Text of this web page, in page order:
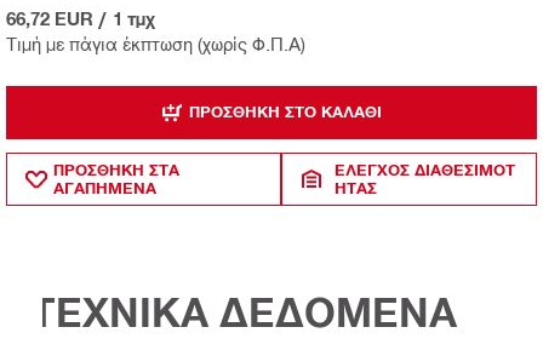
Τιμή με πάγια έκπτωση (χωρίς Φ.Π.Α)
66,72 EUR / 1 τμχ
ΠΡΟΣΘΉΚΗ ΣΤΟ ΚΑΛΆΘΙ
ΠΡΟΣΘΗΚΗ ΣΤΑ
ΑΓΑΠΗΜΕΝΑ
ΈΛΕΓΧΟΣ ΔΙΑΘΕΣΙΜΌΤ
ΗΤΑΣ
ΤΕΧΝΙΚΑ ΔΕΔΟΜΕΝΑ